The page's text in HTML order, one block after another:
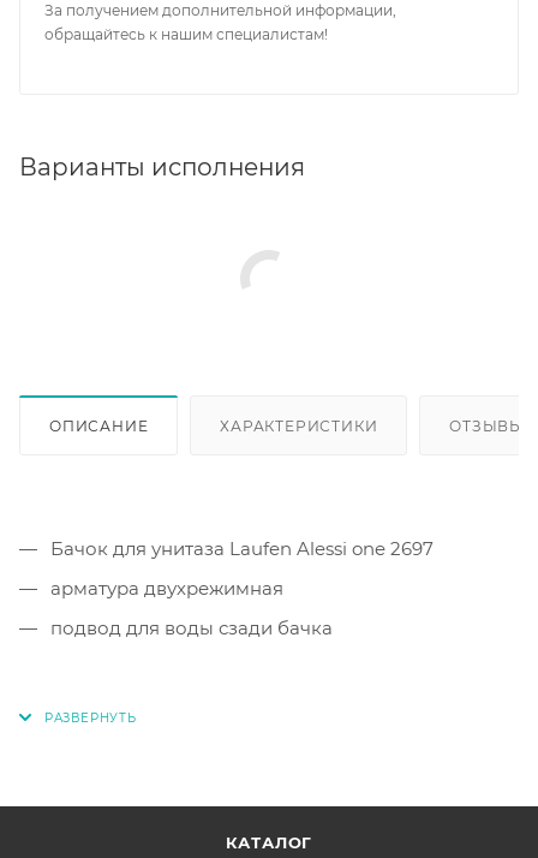
За получением дополнительной информации,
обращайтесь к нашим специалистам!
Варианты исполнения
ОПИСАНИЕ ХАРАКТЕРИСТИКИ ОТЗЫВЫ
Бачок для унитаза Laufen Alessi one 2697
арматура двухрежимная
подвод для воды сзади бачка
КАТАЛОГ